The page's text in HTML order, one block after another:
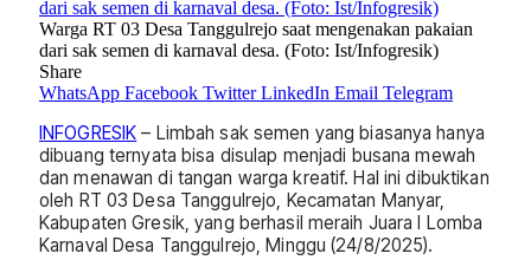
Warga RT 03 Desa Tanggulrejo saat mengenakan pakaian
dari sak semen di karnaval desa. (Foto: Ist/Infogresik)
Share
WhatsApp Facebook Twitter LinkedIn Email Telegram
INFOGRESIK – Limbah sak semen yang biasanya hanya
dibuang ternyata bisa disulap menjadi busana mewah
dan menawan di tangan warga kreatif. Hal ini dibuktikan
oleh RT 03 Desa Tanggulrejo, Kecamatan Manyar,
Kabupaten Gresik, yang berhasil meraih Juara I Lomba
Karnaval Desa Tanggulrejo, Minggu (24/8/2025).